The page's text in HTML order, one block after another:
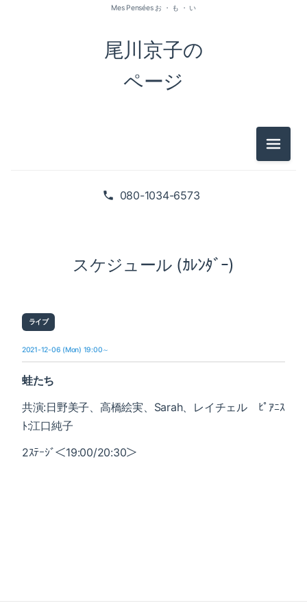
080-1034-6573
尾川京子の
ページ
Mes Pensées お ・ も ・ い
メニュ
スケジュール (ｶﾚﾝﾀﾞｰ)
ライブ
2021-12-06 (Mon) 19:00～
蛙たち
共演:日野美子、高橋絵実、Sarah、レイチェル ﾋﾟｱﾆｽ
ﾄ:江口純子
2ｽﾃｰｼﾞ＜19:00/20:30＞